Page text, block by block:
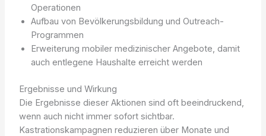
Operationen
Aufbau von Bevölkerungsbildung und Outreach-
Programmen
Erweiterung mobiler medizinischer Angebote, damit
auch entlegene Haushalte erreicht werden
Ergebnisse und Wirkung
Die Ergebnisse dieser Aktionen sind oft beeindruckend,
wenn auch nicht immer sofort sichtbar.
Kastrationskampagnen reduzieren über Monate und